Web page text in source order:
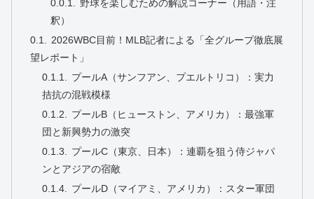
野球を楽しむための解説コーナー（用語・注
釈）
2026WBC目前！MLB記者による「全グループ徹底展
望レポート」
プールA（サンフアン、プエルトリコ）：実力
拮抗の混戦模様
プールB（ヒューストン、アメリカ）：最強軍
団と新興勢力の激突
プールC（東京、日本）：連覇を狙う侍ジャパ
ンとアジアの宿敵
プールD（マイアミ、アメリカ）：スター軍団